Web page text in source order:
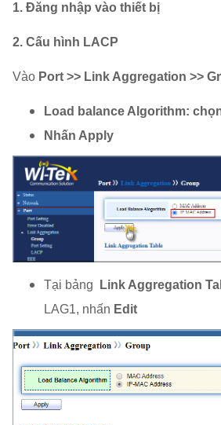
1. Đăng nhập vào thiết bị
2. Cấu hình LACP
Vào Port >> Link Aggregation >>
Load balance Algorithm:
Nhấn Apply
Tại bảng Link Aggregation
LAG1, nhấn Edit